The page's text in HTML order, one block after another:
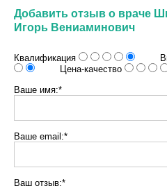
Добавить отзыв о враче
Игорь Вениаминович
Квалификация
Цена-качество
Ваше имя:*
Ваше email:*
Ваш отзыв:*